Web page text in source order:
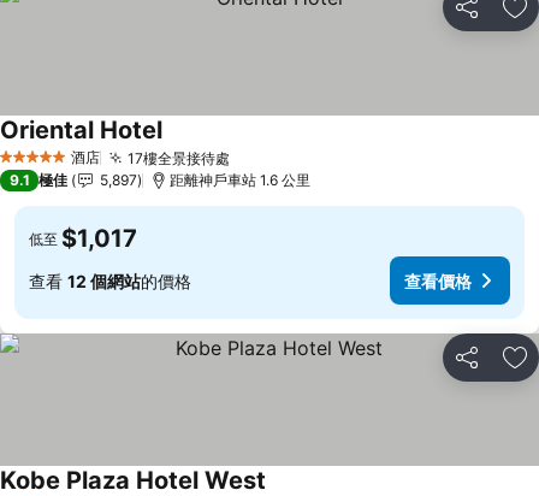
分享 放
5 星級 酒店 17樓全景接待處
Oriental Hotel查看價格
9.1 極佳 5,897 距離神戶車站 1.6 公里
低至 $1,017
查看 12 個網站的價格 查看價格
分享 放
Kobe Plaza Hotel West